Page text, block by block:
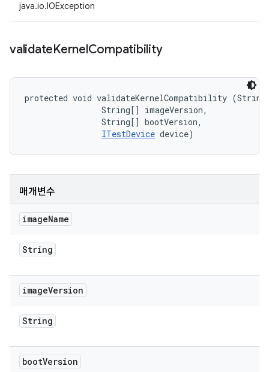
java.io.IOException
validateKernelCompatibility
protected void validateKernelCompatibility (String
                String[] imageVersion,
                String[] bootVersion,
ITestDevice device)
매개변수
imageName
String
imageVersion
String
bootVersion